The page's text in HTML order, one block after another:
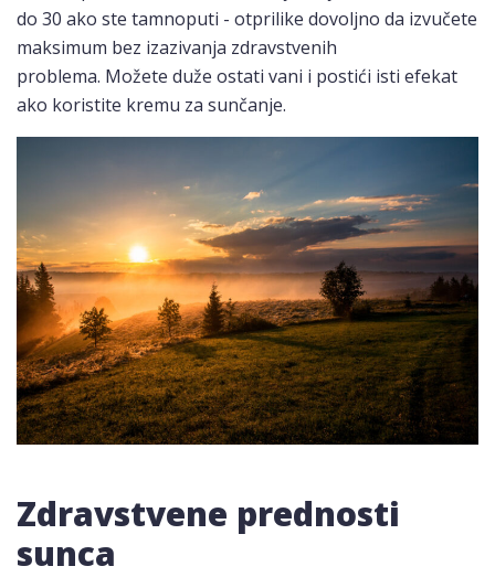
do 30 ako ste tamnoputi - otprilike dovoljno da izvučete
maksimum bez izazivanja zdravstvenih
problema. Možete duže ostati vani i postići isti efekat
ako koristite kremu za sunčanje.
Zdravstvene prednosti
sunca